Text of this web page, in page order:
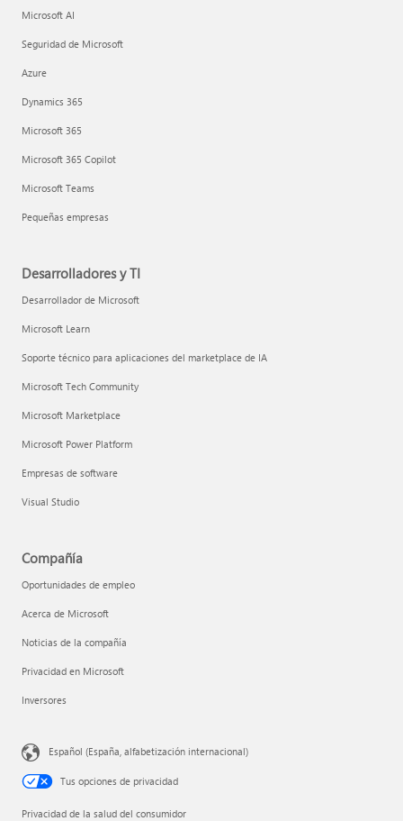
Microsoft AI
Seguridad de Microsoft
Azure
Dynamics 365
Microsoft 365
Microsoft 365 Copilot
Microsoft Teams
Pequeñas empresas
Desarrolladores y TI
Desarrollador de Microsoft
Microsoft Learn
Soporte técnico para aplicaciones del marketplace de IA
Microsoft Tech Community
Microsoft Marketplace
Microsoft Power Platform
Empresas de software
Visual Studio
Compañía
Oportunidades de empleo
Acerca de Microsoft
Noticias de la compañía
Privacidad en Microsoft
Inversores
Español (España, alfabetización internacional)
Tus opciones de privacidad
Privacidad de la salud del consumidor